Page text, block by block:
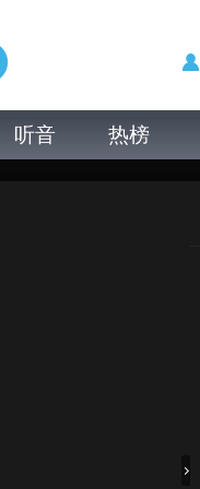
听音 热榜